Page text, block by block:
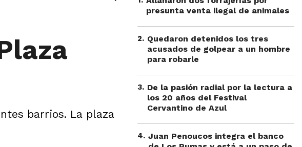
barrios. La plaza
presunta venta ilegal de animales
2. Quedaron detenidos los tres
acusados de golpear a un hombre
para robarle
3. De la pasión radial por la lectura a
los 20 años del Festival
Cervantino de Azul
4. Juan Penoucos integra el banco